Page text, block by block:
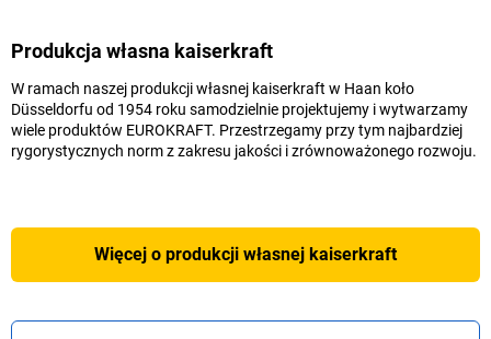
Produkcja własna kaiserkraft
W ramach naszej produkcji własnej kaiserkraft w Haan koło
Düsseldorfu od 1954 roku samodzielnie projektujemy i wytwarzamy
wiele produktów EUROKRAFT. Przestrzegamy przy tym najbardziej
rygorystycznych norm z zakresu jakości i zrównoważonego rozwoju.
Więcej o produkcji własnej kaiserkraft